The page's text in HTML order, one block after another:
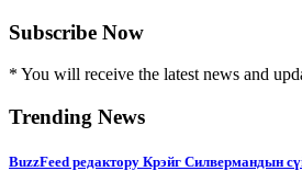
Subscribe Now
* You will receive the latest news and
Trending News
BuzzFeed редактору Крэйг Силвермандын